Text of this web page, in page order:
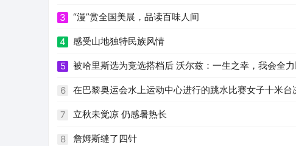
3 “漫”赏全国美展，品读百味人间
4 感受山地独特民族风情
5 被哈里斯选为竞选搭档后 沃尔兹：一生之幸，我会全力
6 在巴黎奥运会水上运动中心进行的跳水比赛女子十米台
7 立秋未觉凉 仍感暑热长
8 詹姆斯缝了四针